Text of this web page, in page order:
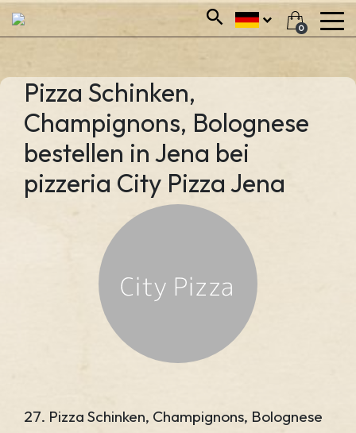
0
Pizza Schinken,
Champignons, Bolognese
bestellen in Jena bei
pizzeria City Pizza Jena
27. Pizza Schinken, Champignons, Bolognese